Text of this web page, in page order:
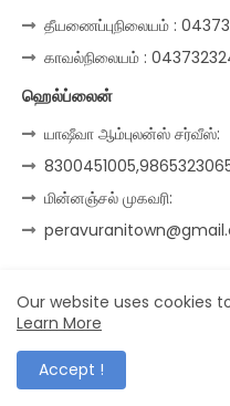
தீயணைப்புநிலையம் :
காவல்நிலையம் :
ஹெல்ப்லைன்
யாஷீவா ஆம்புலன்ஸ் சர்வீஸ்:
மின்னஞ்சல் முகவரி:
Home About
Our website uses cookies
Learn More
Accept !